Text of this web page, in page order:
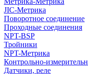
JIC-Метрика
Поворотное соединение
Проходные соединения
NPT-BSP
Тройники
NPT-Метрика
Контрольно-
Датчики, реле